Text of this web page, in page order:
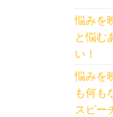
悩みを
と悩む
い！
悩みを
も何も
スピー